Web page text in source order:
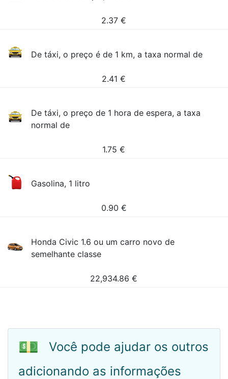
2.37 €
De táxi, o preço é de 1 km, a taxa normal de
2.41 €
De táxi, o preço de 1 hora de espera, a taxa
normal de
1.75 €
Gasolina, 1 litro
0.90 €
Honda Civic 1.6 ou um carro novo de
semelhante classe
22,934.86 €
💵
Você pode ajudar os outros
adicionando as informações